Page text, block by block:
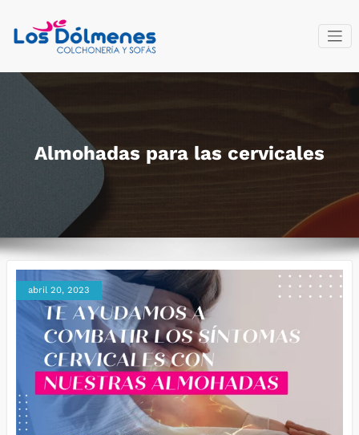
contenido
Colchonería
y sofás Los
Fabricantes del descanso
Almohadas para las cervicales
abril 20, 2023